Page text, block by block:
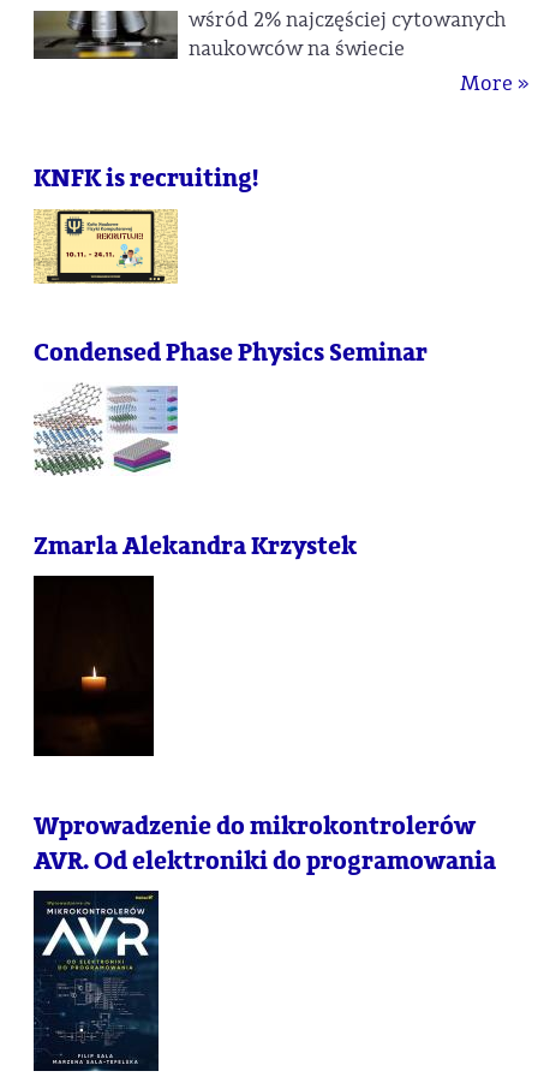
wśród 2% najczęściej cytowanych
naukowców na świecie
More »
KNFK is recruiting!
Condensed Phase Physics Seminar
Zmarla Alekandra Krzystek
Wprowadzenie do mikrokontrolerów
AVR. Od elektroniki do programowania